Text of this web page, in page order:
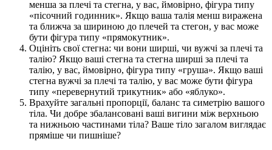
менша за плечі та стегна, у вас, ймовірно, фігура типу
«пісочний годинник». Якщо ваша талія менш виражена
та ближча за шириною до плечей та стегон, у вас може
бути фігура типу «прямокутник».
Оцініть свої стегна: чи вони ширші, чи вужчі за плечі та
талію? Якщо ваші стегна та стегна ширші за плечі та
талію, у вас, ймовірно, фігура типу «груша». Якщо ваші
стегна вужчі за плечі та талію, у вас може бути фігура
типу «перевернутий трикутник» або «яблуко».
Врахуйте загальні пропорції, баланс та симетрію вашого
тіла. Чи добре збалансовані ваші вигини між верхньою
та нижньою частинами тіла? Ваше тіло загалом виглядає
пряміше чи пишніше?